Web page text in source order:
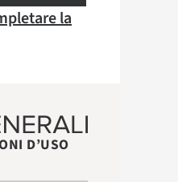
la
D’USO